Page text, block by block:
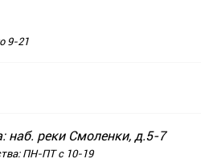
9-21
наб. реки Смоленки, д.5-7
ПН-ПТ с 10-19